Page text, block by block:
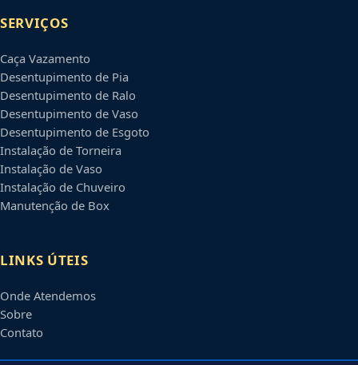
SERVIÇOS
Caça Vazamento
Desentupimento de Pia
Desentupimento de Ralo
Desentupimento de Vaso
Desentupimento de Esgoto
Instalação de Torneira
Instalação de Vaso
Instalação de Chuveiro
Manutenção de Box
LINKS ÚTEIS
Onde Atendemos
Sobre
Contato